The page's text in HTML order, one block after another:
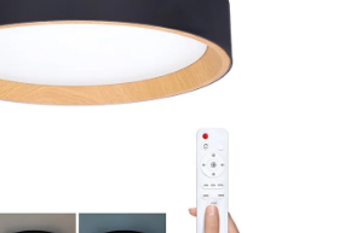
FIRMY, ŠKOLY, PARTNEŘI